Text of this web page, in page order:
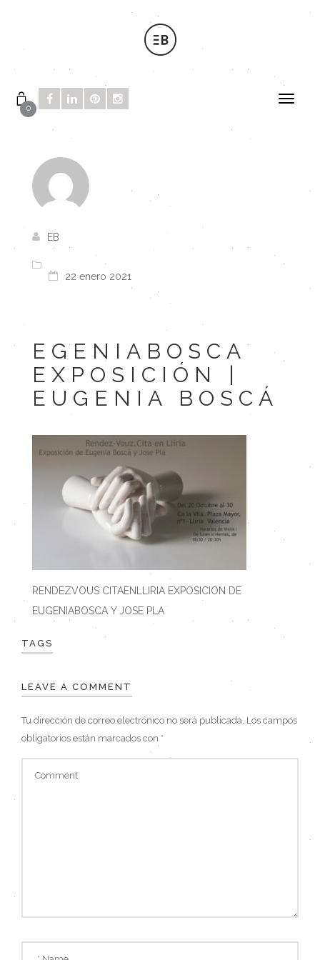
0
EB
22 enero 2021
EGENIABOSCA
EXPOSICIÓN |
EUGENIA BOSCÁ
RENDEZVOUS CITAENLLIRIA EXPOSICION DE
EUGENIABOSCA Y JOSE PLA
TAGS
LEAVE A COMMENT
Tu dirección de correo electrónico no será publicada. Los campos
obligatorios están marcados con *